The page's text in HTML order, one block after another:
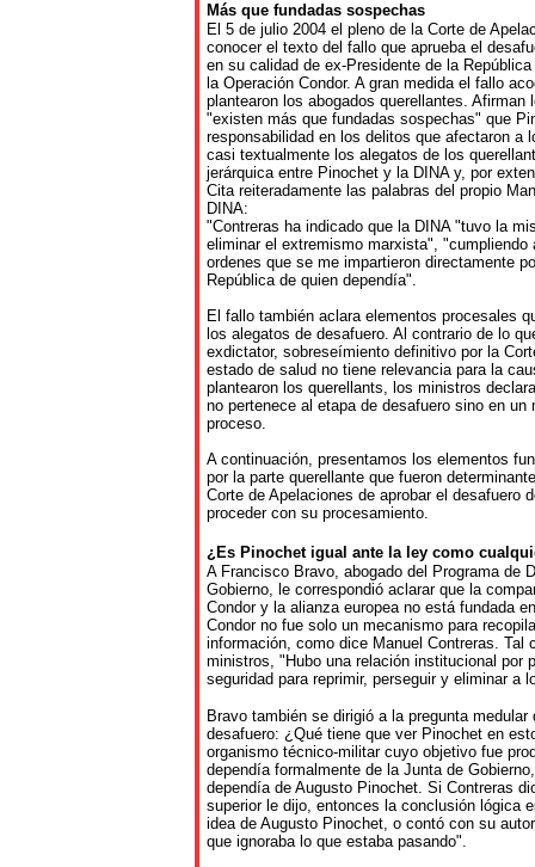
Más que fundadas sospechas
El 5 de julio 2004 el pleno de la Corte de
conocer el texto del fallo que aprueba el
en su calidad de ex-Presidente de la
la Operación Condor. A gran medida el fallo
plantearon los abogados querellantes. Afirman
"existen más que fundadas sospechas" que
responsabilidad en los delitos que afectaron a
casi textualmente los alegatos de los
jerárquica entre Pinochet y la DINA y, por
Cita reiteradamente las palabras del propio
DINA:
"Contreras ha indicado que la DINA "tuvo la
eliminar el extremismo marxista", "cumpliendo
ordenes que se me impartieron directamente
República de quien dependía".
El fallo también aclara elementos procesales
los alegatos de desafuero. Al contrario de lo
exdictator, sobreseímiento definitivo por la
estado de salud no tiene relevancia para la
plantearon los querellants, los ministros
no pertenece al etapa de desafuero sino en un
proceso.
A continuación, presentamos los elementos
por la parte querellante que fueron
Corte de Apelaciones de aprobar el desafuero
proceder con su procesamiento.
¿Es Pinochet igual ante la ley como
A Francisco Bravo, abogado del Programa de
Gobierno, le correspondió aclarar que la
Condor y la alianza europea no está fundada
Condor no fue solo un mecanismo para
información, como dice Manuel Contreras. Tal
ministros, "Hubo una relación institucional por
seguridad para reprimir, perseguir y eliminar a
Bravo también se dirigió a la pregunta medular
desafuero: ¿Qué tiene que ver Pinochet en
organismo técnico-militar cuyo objetivo fue
dependía formalmente de la Junta de
dependía de Augusto Pinochet. Si Contreras
superior le dijo, entonces la conclusión lógica
idea de Augusto Pinochet, o contó con su
que ignoraba lo que estaba pasando".